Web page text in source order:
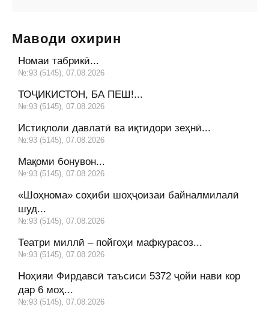
Маводи охирин
Номаи табрикӣ...
№:93 (5145), 07.08.2026
ТОҶИКИСТОН, БА ПЕШ!...
№:93 (5145), 07.08.2026
Истиқлоли давлатӣ ва иқтидори зеҳнӣ...
№:93 (5145), 07.08.2026
Мақоми бонувон...
№:93 (5145), 07.08.2026
«Шоҳнома» соҳиби шоҳҷоизаи байналмилалӣ
шуд...
№:93 (5145), 07.08.2026
Театри миллӣ – пойгоҳи мафкурасоз...
№:93 (5145), 07.08.2026
Ноҳияи Фирдавсӣ таъсиси 5372 ҷойи нави кор
дар 6 моҳ...
№:93 (5145), 07.08.2026